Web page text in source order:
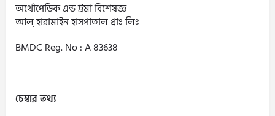
অর্থোপেডিক এন্ড ট্রমা বিশেষজ্ঞ
আল্ হারামাইন হাসপাতাল প্রাঃ লিঃ
BMDC Reg. No : A 83638
চেম্বার তথ্য